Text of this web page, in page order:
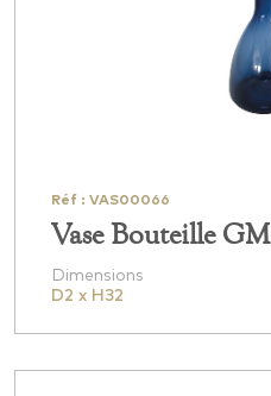
Réf : VAS00066
Vase Bouteille GM
Dimensions
D2 x H32